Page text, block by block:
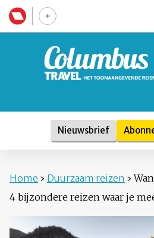
Nieuwsbrief
Home › Duurzaam reizen ›
4 bijzondere reizen waar je